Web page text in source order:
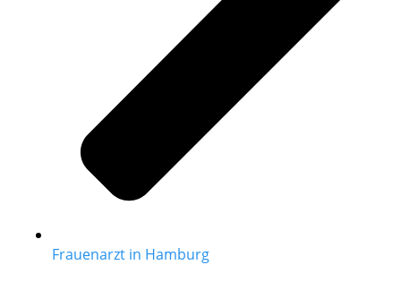
Frauenarzt in Hamburg